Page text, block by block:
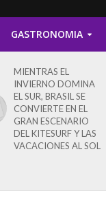
GASTRONOMIA
MIENTRAS EL
INVIERNO DOMINA
EL SUR, BRASIL SE
CONVIERTE EN EL
GRAN ESCENARIO
DEL KITESURF Y LAS
VACACIONES AL SOL